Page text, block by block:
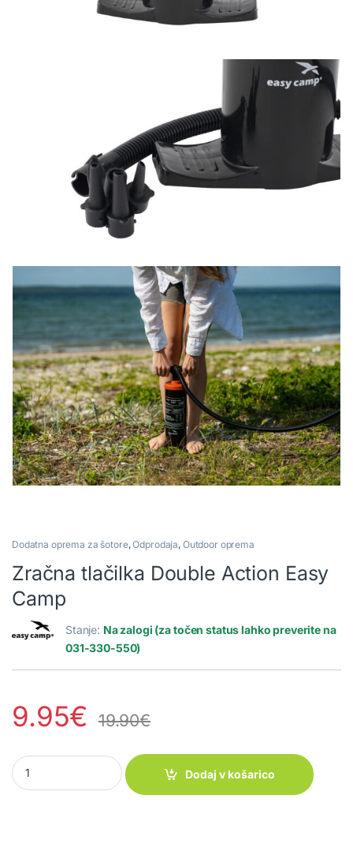
Dodatna oprema za šotore,Odprodaja, Outdoor oprema
Zračna tlačilka Double Action Easy
Camp
Stanje: Na zalogi (za točen status lahko preverite na
031-330-550)
9.95€ 19.90€
Zračna tlačilka Double Action Easy Camp quantity
Dodaj v košarico